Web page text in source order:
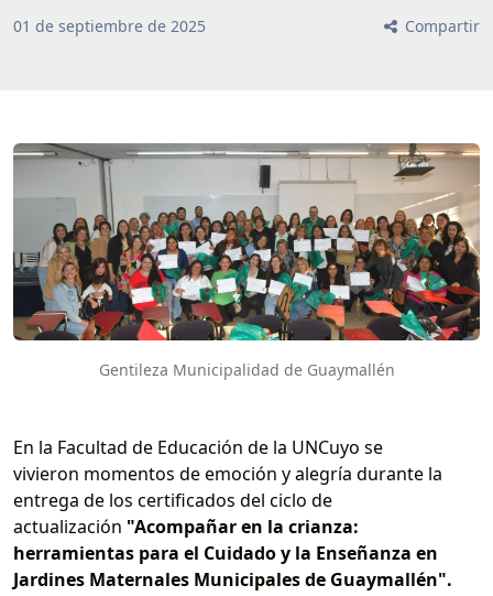
01 de septiembre de 2025 Compartir
Gentileza Municipalidad de Guaymallén
En la Facultad de Educación de la UNCuyo se
vivieron momentos de emoción y alegría durante la
entrega de los certificados del ciclo de
actualización "Acompañar en la crianza:
herramientas para el Cuidado y la Enseñanza en
Jardines Maternales Municipales de Guaymallén".